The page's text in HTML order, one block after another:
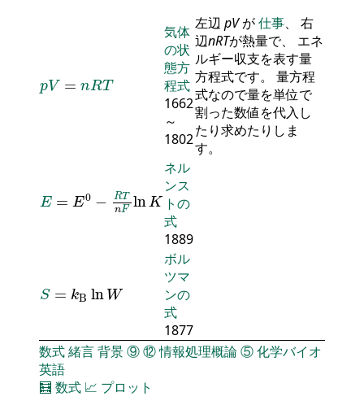
pV = nRT
pV= RT
気体
の状
態方
程式
1662
～
1802
左辺 pVが仕事、 右
辺nRTが熱量で、 エネ
ルギー収支を表す量
方程式です。 量方程
式なので量を単位で
割った数値を代入し
たり求めたりしま
す。
E = E0 − RT
nF lnK
E= 0-RT FlnK
ネル
ンス
トの
式
1889
S = kB ln W
S= Bln W
ボル
ツマ
ンの
式
1877
数式緒言背景⑨⑫情報処理概論⑤化学バイオ
英語
🧮 数式 📈 プロット